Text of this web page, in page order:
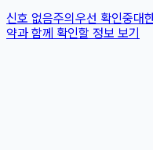
신호 없음주의 우선 확인중대
약과 함께 확인할 정보 보기